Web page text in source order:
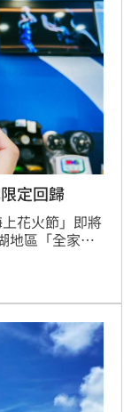
定回歸
花火節」即將
地區「全家」